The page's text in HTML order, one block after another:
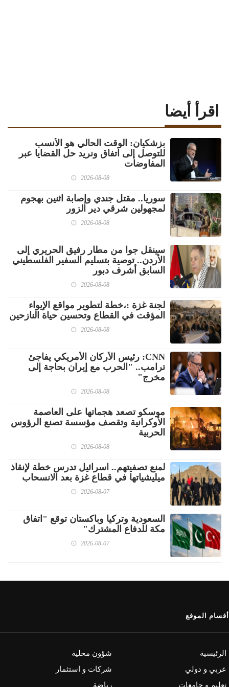
اقرأ أيضا
بزشكيان: الوقت الحالي هو الأنسب
للتوصل إلى اتفاق ونريد حل القضايا عبر
المفاوضات
2026-08-08
سوريا.. مقتل جندي وإصابة اثنين بهجوم
لمجهولين شرقي دير الزور
2026-08-08
سينقل جوا من مطار رفيق الحريري إلى
الأردن.. توصية بتسليم السفير الفلسطيني
السابق أشرف دبور
2026-08-08
لجنة غزة :،خطة لتطوير مواقع الإيواء
المؤقت في القطاع وتحسين حياة النازحين
2026-08-08
CNN: رئيس الأركان الأمريكي يفاجئ
ترامب.. "الحرب مع إيران بحاجة إلى
مخرج"
2026-08-08
موسكو تصعد هجماتها على العاصمة
الأوكرانية وتقصف مؤسسة تصنع الرؤوس
الحربية
2026-08-08
لمنع تصفيتهم.. اسرائيل تدرس خطة لإنقاذ
ميليشياتها في قطاع غزة بعد الانسحاب
2026-08-07
السعودية وتركيا وباكستان توقع "اتفاق
مكة للدفاع المشترك"
2026-08-07
أقسام الموقع
الرئيسية
شؤون محلية
عربي و دولي
شركات و استثمار
تعليم و جامعات
رياضة